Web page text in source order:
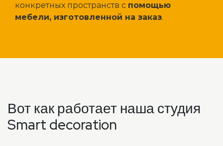
конкретных пространств с помощью
мебели, изготовленной на заказ.
Вот как работает наша студия
Smart decoration